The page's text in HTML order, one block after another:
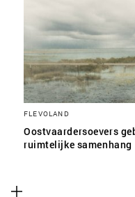
FLEVOLAND
Oostvaardersoevers
ruimtelijke samenhang
SLA